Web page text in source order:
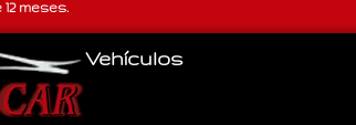
meses.
Vehículos